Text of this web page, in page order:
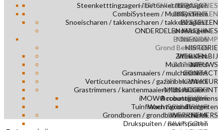
Steenketttingzagen / betonketttingzagen
CombiSysteem / MultiSysteem
Snoeischaren / takkenscharen / takkenzagen /
snoeizagen
Maaien en
Grond Bewerken
Zitmaaiers
Mulchmaaiers
Grasmaaiers / mulchmaaiers
Verticuteermachines / gazonbeluchters
Grastrimmers / kantenmaaiers / bosmaaiers
iMOW® robotmaaiers
Tuinfrezen / grondfrezen
Grondboren / grondboormachines
Drukspuiten / nevelspuiten
HITACHI-LANDCROS
AMAZONE
HOLDER
ETESIA
ASECOS
NIMOS
HONDA
BATTIPAV
EMPAS
DEL MORINO
AL HANDLING
EHRLE
SCHLIESING
SPIJKSTAAL
BILLY GOAT
REPARATIES
ONDERDELEN
BESTELLEN
ONDERDELEN MACHINES
BONENKAMP
HISTORIE
WERKEN BIJ
NIEUWS
CONTACT
VA KEUR
MIJN ACCOUNT
Accountgegevens
Wachtwoord vergeten
WERKNEMERS